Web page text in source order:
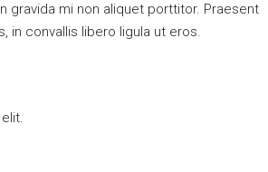
gravida mi non aliquet porttitor. Praesent
in convallis libero ligula ut eros.